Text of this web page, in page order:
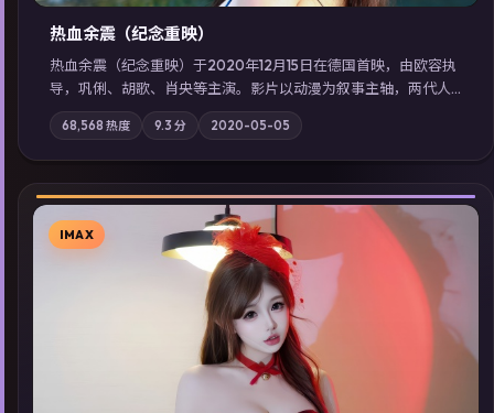
热血余震（纪念重映）
热血余震（纪念重映）于2020年12月15日在德国首映，由欧容执
导，巩俐、胡歌、肖央等主演。影片以动漫为叙事主轴，两代人
的执念在暴风雨夜正面相撞；摄影与配乐强化地域气质；站内亦
可通过「国产免费观看高清电视剧在线看」延展检索同类型高分
佳作，畅享高清在线追剧体验。
68,568 热度 9.3 分 2020-05-05
▶
IMAX